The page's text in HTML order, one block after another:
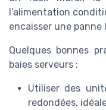
l’alimentation
encaisser une panne
Quelques bonnes
baies serveurs :
Utiliser des
redondées,